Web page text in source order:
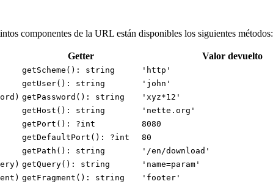
componentes de la URL están disponibles los siguientes métodos:
Getter Valor devuelto
getScheme(): string
'http'
getUser(): string
'john'
getPassword(): string
'xyz*12'
getHost(): string
'nette.org'
getPort(): ?int
8080
getDefaultPort(): ?int
80
getPath(): string
'/en/download'
getQuery(): string
'name=param'
getFragment(): string
'footer'